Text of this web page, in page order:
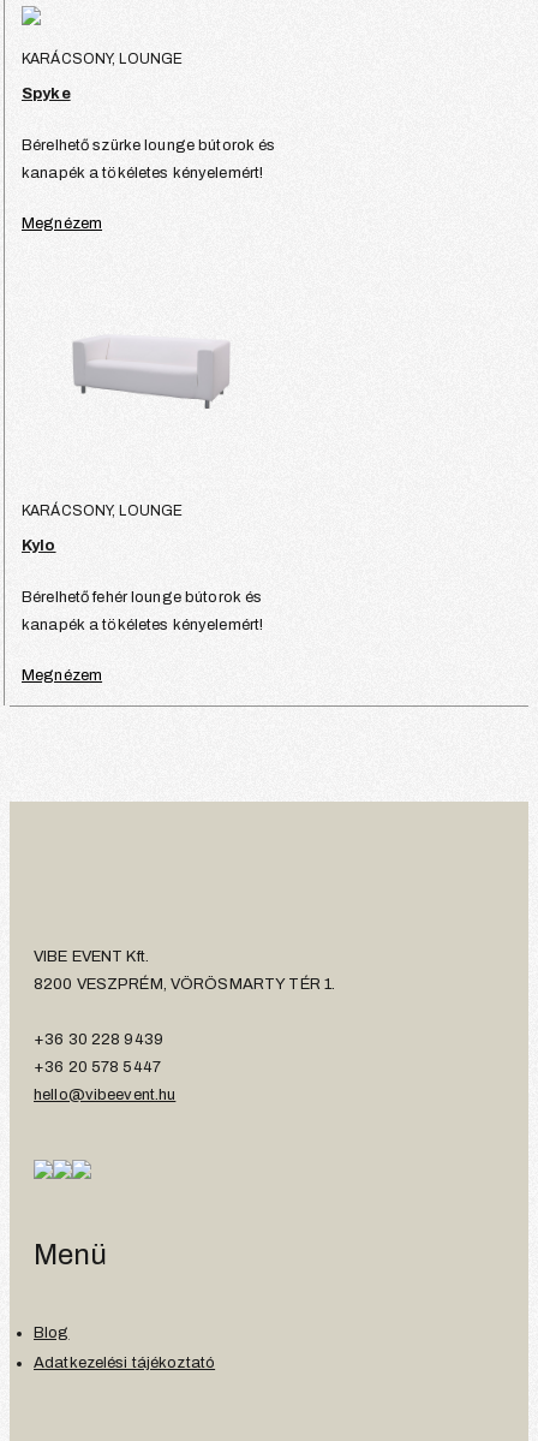
KARÁCSONY, LOUNGE
Spyke
Bérelhető szürke lounge bútorok és
kanapék a tökéletes kényelemért!
Megnézem
KARÁCSONY, LOUNGE
Kylo
Bérelhető fehér lounge bútorok és
kanapék a tökéletes kényelemért!
Megnézem
VIBE EVENT Kft.
8200 VESZPRÉM, VÖRÖSMARTY TÉR 1.
+36 30 228 9439
+36 20 578 5447
hello@vibeevent.hu
Menü
Blog
Adatkezelési tájékoztató